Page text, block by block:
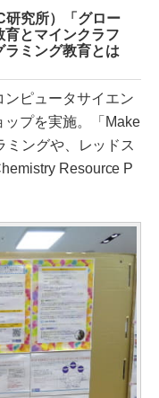
研究所）「グロー
とマインクラフ
ラミング教育とは
ピュータサイエン
ップを実施。「Make
ミングや、レッドス
Resource P